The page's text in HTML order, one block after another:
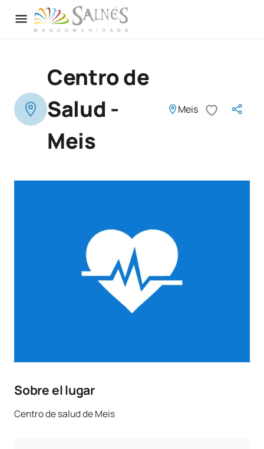
Centro de
Salud -
Meis
Meis
Sobre el lugar
Centro de salud de Meis